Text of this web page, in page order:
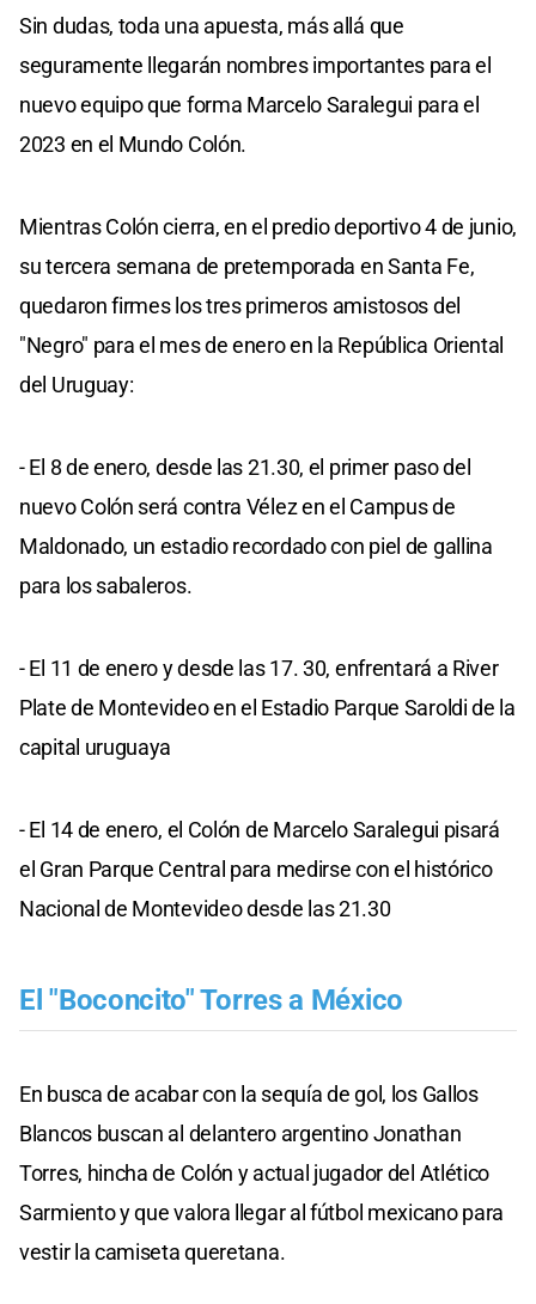
Sin dudas, toda una apuesta, más allá que
seguramente llegarán nombres importantes para el
nuevo equipo que forma Marcelo Saralegui para el
2023 en el Mundo Colón.
Mientras Colón cierra, en el predio deportivo 4 de junio,
su tercera semana de pretemporada en Santa Fe,
quedaron firmes los tres primeros amistosos del
"Negro" para el mes de enero en la República Oriental
del Uruguay:
- El 8 de enero, desde las 21.30, el primer paso del
nuevo Colón será contra Vélez en el Campus de
Maldonado, un estadio recordado con piel de gallina
para los sabaleros.
- El 11 de enero y desde las 17. 30, enfrentará a River
Plate de Montevideo en el Estadio Parque Saroldi de la
capital uruguaya
- El 14 de enero, el Colón de Marcelo Saralegui pisará
el Gran Parque Central para medirse con el histórico
Nacional de Montevideo desde las 21.30
El "Boconcito" Torres a México
En busca de acabar con la sequía de gol, los Gallos
Blancos buscan al delantero argentino Jonathan
Torres, hincha de Colón y actual jugador del Atlético
Sarmiento y que valora llegar al fútbol mexicano para
vestir la camiseta queretana.